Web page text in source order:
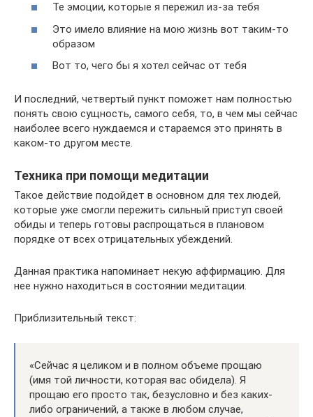
Те эмоции, которые я пережил из-за тебя
Это имело влияние на мою жизнь вот таким-то
образом
Вот то, чего бы я хотел сейчас от тебя
И последний, четвертый пункт поможет нам полностью
понять свою сущность, самого себя, то, в чем мы сейчас
наиболее всего нуждаемся и стараемся это принять в
каком-то другом месте.
Техника при помощи медитации
Такое действие подойдет в основном для тех людей,
которые уже смогли пережить сильный приступ своей
обиды и теперь готовы распрощаться в плановом
порядке от всех отрицательных убеждений.
Данная практика напоминает некую аффирмацию. Для
нее нужно находиться в состоянии медитации.
Приблизительный текст:
«Сейчас я целиком и в полном объеме прощаю
(имя той личности, которая вас обидела). Я
прощаю его просто так, безусловно и без каких-
либо ограничений, а также в любом случае,